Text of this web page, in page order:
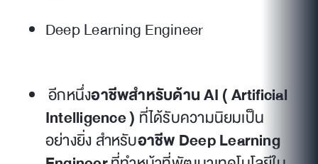
Deep Learning Engineer
อีกหนึ่งอาชีพสำหรับด้าน AI ( Artificial
Intelligence ) ที่ได้รับความนิยมเป็น
อย่างยิ่ง สำหรับอาชีพ Deep Learning